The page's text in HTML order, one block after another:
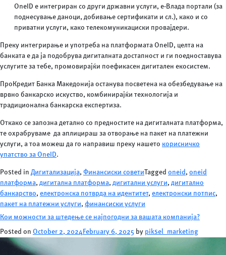
OneID е интегриран со други државни услуги, е-Влада портали (за
поднесување даноци, добивање сертификати и сл.), како и со
приватни услуги, како телекомуникациски провајдери.
Преку интегрирање и употреба на платформата OneID, целта на
банката е да ја подобрува дигиталната достапност и ги поедноставува
услугите за тебе, промовирајќи поефикасен дигитален екосистем.
ПроКредит Банка Македонија останува посветена на обезбедување на
врвно банкарско искуство, комбинирајќи технологија и
традиционална банкарска експертиза.
Откако се запозна детално со предностите на дигиталната платформа,
те охрабруваме да аплицираш за отворање на пакет на платежни
услуги, а тоа можеш да го направиш преку нашето корисничко
упатство за OneID.
Posted in Дигитализација, Финансиски советиTagged oneid , oneid
платформа, дигитална платформа, дигитални услуги, дигитално
банкарство, електронска потврда на идентитет, електронски потпис,
пакет на платежни услуги, финансиски услуги
Кои можности за штедење се најпогодни за вашата компанија?
Posted on October 2, 2024 February 6, 2025 by piksel_marketing